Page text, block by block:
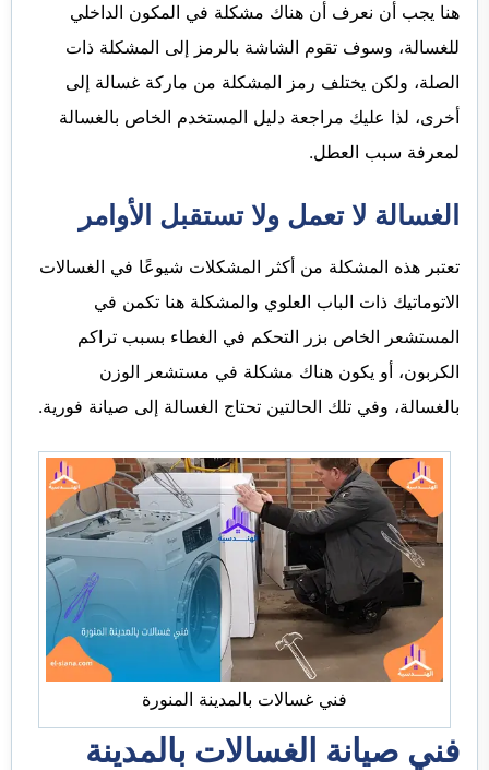
هنا يجب أن نعرف أن هناك مشكلة في المكون الداخلي
للغسالة، وسوف تقوم الشاشة بالرمز إلى المشكلة ذات
الصلة، ولكن يختلف رمز المشكلة من ماركة غسالة إلى
أخرى، لذا عليك مراجعة دليل المستخدم الخاص بالغسالة
لمعرفة سبب العطل.
الغسالة لا تعمل ولا تستقبل الأوامر
تعتبر هذه المشكلة من أكثر المشكلات شيوعًا في الغسالات
الاتوماتيك ذات الباب العلوي والمشكلة هنا تكمن في
المستشعر الخاص بزر التحكم في الغطاء بسبب تراكم
الكربون، أو يكون هناك مشكلة في مستشعر الوزن
بالغسالة، وفي تلك الحالتين تحتاج الغسالة إلى صيانة فورية.
فني غسالات بالمدينة المنورة
فني صيانة الغسالات بالمدينة